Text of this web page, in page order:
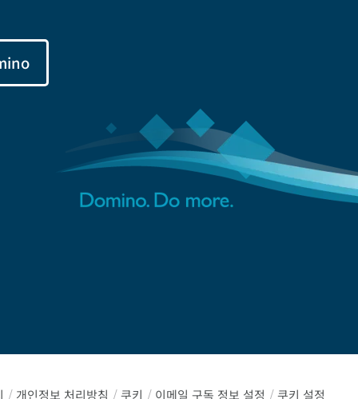
/ 개인정보 처리방침 /쿠키 / 이메일 구독 정보 설정 /쿠키 설정